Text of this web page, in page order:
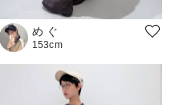
め ぐ
153cm